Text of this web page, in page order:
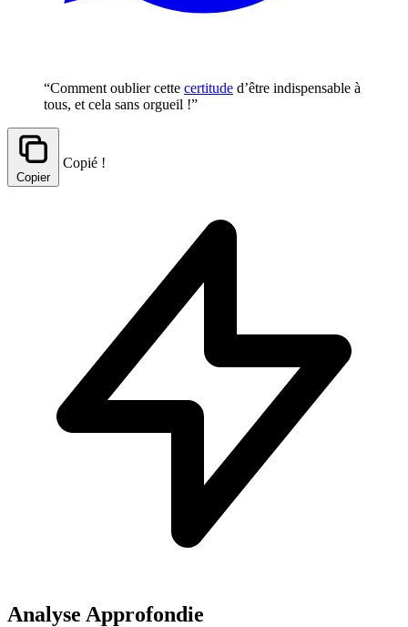
“Comment oublier cette certitude d’être indispensable à
tous, et cela sans orgueil !”
Copier
Copié !
Analyse Approfondie